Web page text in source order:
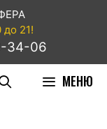
21!
34-06
МЕНЮ